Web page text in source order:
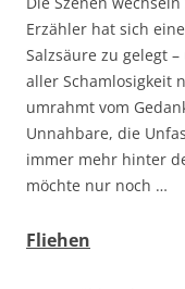
Erzähler hat sich
Salzsäure zu gelegt
aller Schamlosigkeit
umrahmt vom
Unnahbare, die
immer mehr hinter
möchte nur noch …
Fliehen